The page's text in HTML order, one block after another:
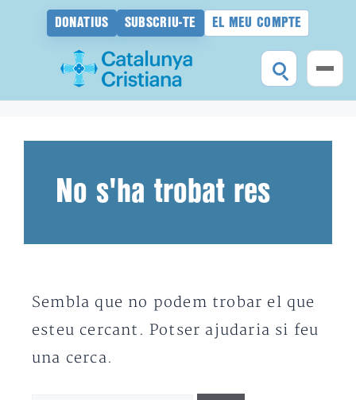
DONATIUS SUBSCRIU-TE EL MEU COMPTE
No s'ha trobat res
Sembla que no podem trobar el que
esteu cercant. Potser ajudaria si feu
una cerca.